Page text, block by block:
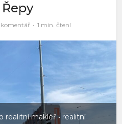
Řepy
1 min. čtení
realitní makléř • realitní